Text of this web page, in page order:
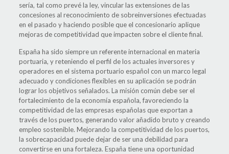
sería, tal como prevé la ley, vincular las extensiones de las
concesiones al reconocimiento de sobreinversiones efectuadas
en el pasado y haciendo posible que el concesionario aplique
mejoras de competitividad que impacten sobre el cliente final.
España ha sido siempre un referente internacional en materia
portuaria, y reteniendo el perfil de los actuales inversores y
operadores en el sistema portuario español con un marco legal
adecuado y condiciones flexibles en su aplicación se podrán
lograr los objetivos señalados. La misión común debe ser el
fortalecimiento de la economía española, favoreciendo la
competitividad de las empresas españolas que exportan a
través de los puertos, generando valor añadido bruto y creando
empleo sostenible. Mejorando la competitividad de los puertos,
la sobrecapacidad puede dejar de ser una debilidad para
convertirse en una fortaleza. España tiene una oportunidad